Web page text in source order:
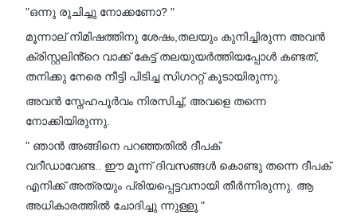
"ഒന്നു രുചിച്ചു നോക്കണോ? "
മൂന്നാല് നിമിഷത്തിനു ശേഷം,തലയും കുനിച്ചിരുന്ന അവൻ
ക്രിസ്റ്റലിൻ്റെ വാക്ക് കേട്ട് തലയുയർത്തിയപ്പോൾ കണ്ടത്,
തനിക്കു നേരെ നീട്ടി പിടിച്ച സിഗററ്റ് കൂടായിരുന്നു.
അവൻ സ്നേഹപൂർവം നിരസിച്ച്, അവളെ തന്നെ
നോക്കിയിരുന്നു.
" ഞാൻ അങ്ങിനെ പറഞ്ഞതിൽ ദീപക്
വറീഡാവേണ്ട.. ഈ മൂന്ന് ദിവസങ്ങൾ കൊണ്ടു തന്നെ ദീപക്
എനിക്ക് അത്രയും പ്രിയപ്പെട്ടവനായി തീർന്നിരുന്നു. ആ
അധികാരത്തിൽ ചോദിച്ചു ന്നുള്ളൂ "